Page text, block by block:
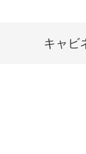
キャビ